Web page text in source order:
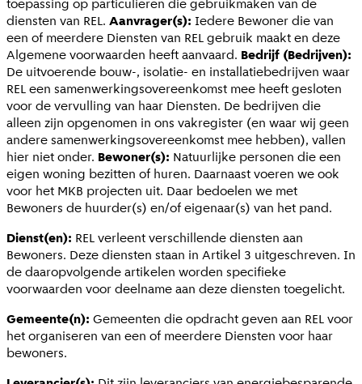
toepassing op particulieren die gebruikmaken van de
diensten van REL. Aanvrager(s): Iedere Bewoner die van
een of meerdere Diensten van REL gebruik maakt en deze
Algemene voorwaarden heeft aanvaard. Bedrijf (Bedrijven):
De uitvoerende bouw-, isolatie- en installatiebedrijven waar
REL een samenwerkingsovereenkomst mee heeft gesloten
voor de vervulling van haar Diensten. De bedrijven die
alleen zijn opgenomen in ons vakregister (en waar wij geen
andere samenwerkingsovereenkomst mee hebben), vallen
hier niet onder. Bewoner(s): Natuurlijke personen die een
eigen woning bezitten of huren. Daarnaast voeren we ook
voor het MKB projecten uit. Daar bedoelen we met
Bewoners de huurder(s) en/of eigenaar(s) van het pand.
Dienst(en): REL verleent verschillende diensten aan
Bewoners. Deze diensten staan in Artikel 3 uitgeschreven. In
de daaropvolgende artikelen worden specifieke
voorwaarden voor deelname aan deze diensten toegelicht.
Gemeente(n): Gemeenten die opdracht geven aan REL voor
het organiseren van een of meerdere Diensten voor haar
bewoners.